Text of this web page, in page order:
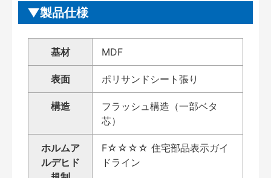
製品仕様
基材 MDF
表面 ポリサンドシート張り
構造
フラッシュ構造（一部ベタ
芯）
ホルムア
ルデヒド
F☆☆☆☆ 住宅部品表示ガイ
ドライン